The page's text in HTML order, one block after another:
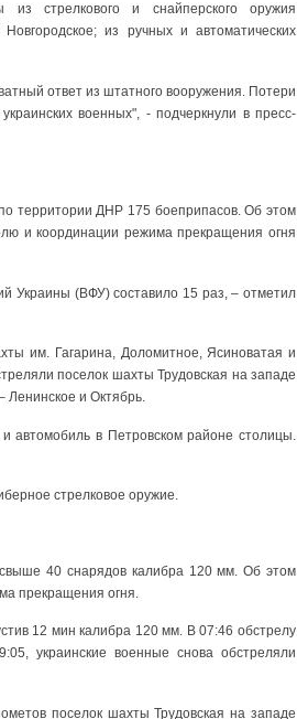
из стрелкового и снайперского оружия
из ручных и автоматических
ответ из штатного вооружения. Потери
военных", - подчеркнули в пресс-
территории ДНР 175 боеприпасов. Об этом
и координации режима прекращения огня
Украины (ВФУ) составило 15 раз, – отметил
им. Гагарина, Доломитное, Ясиноватая и
поселок шахты Трудовская на западе
Ленинское и Октябрь.
в Петровском районе столицы.
стрелковое оружие.
свыше 40 снарядов калибра 120 мм. Об этом
прекращения огня.
12 мин калибра 120 мм. В 07:46 обстрелу
украинские военные снова обстреляли
поселок шахты Трудовская на западе